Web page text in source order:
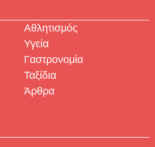
Αθλητισμός
Υγεία
Γαστρονομία
Ταξίδια
Άρθρα